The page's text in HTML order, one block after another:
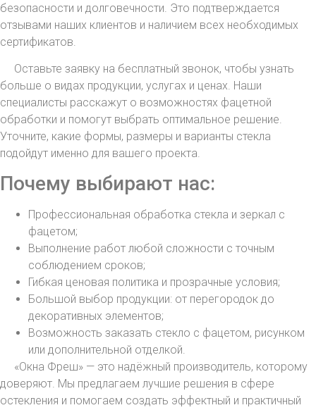
безопасности и долговечности. Это подтверждается
отзывами наших клиентов и наличием всех необходимых
сертификатов.
Оставьте заявку на бесплатный звонок, чтобы узнать
больше о видах продукции, услугах и ценах. Наши
специалисты расскажут о возможностях фацетной
обработки и помогут выбрать оптимальное решение.
Уточните, какие формы, размеры и варианты стекла
подойдут именно для вашего проекта.
Почему выбирают нас:
Профессиональная обработка стекла и зеркал с
фацетом;
Выполнение работ любой сложности с точным
соблюдением сроков;
Гибкая ценовая политика и прозрачные условия;
Большой выбор продукции: от перегородок до
декоративных элементов;
Возможность заказать стекло с фацетом, рисунком
или дополнительной отделкой.
«Окна Фреш» — это надёжный производитель, которому
доверяют. Мы предлагаем лучшие решения в сфере
остекления и помогаем создать эффектный и практичный